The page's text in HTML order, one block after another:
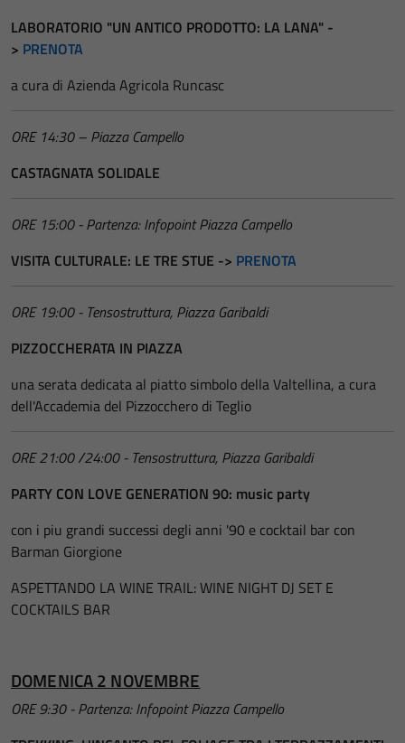
LABORATORIO "UN ANTICO PRODOTTO: LA LANA" -
> PRENOTA
a cura di Azienda Agricola Runcasc
ORE 14:30 – Piazza Campello
CASTAGNATA SOLIDALE
ORE 15:00 - Partenza: Infopoint Piazza Campello
VISITA CULTURALE: LE TRE STUE -> PRENOTA
ORE 19:00 - Tensostruttura, Piazza Garibaldi
PIZZOCCHERATA IN PIAZZA
una serata dedicata al piatto simbolo della Valtellina, a cura
dell'Accademia del Pizzocchero di Teglio
ORE 21:00 /24:00 - Tensostruttura, Piazza Garibaldi
PARTY CON LOVE GENERATION 90: music party
con i piu grandi successi degli anni '90 e cocktail bar con
Barman Giorgione
ASPETTANDO LA WINE TRAIL: WINE NIGHT DJ SET E
COCKTAILS BAR
DOMENICA 2 NOVEMBRE
ORE 9:30 - Partenza: Infopoint Piazza Campello